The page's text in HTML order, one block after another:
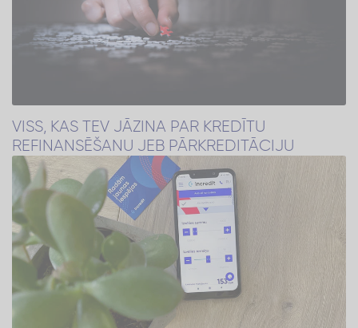
VISS, KAS TEV JĀZINA PAR KREDĪTU
REFINANSĒŠANU JEB PĀRKREDITĀCIJU